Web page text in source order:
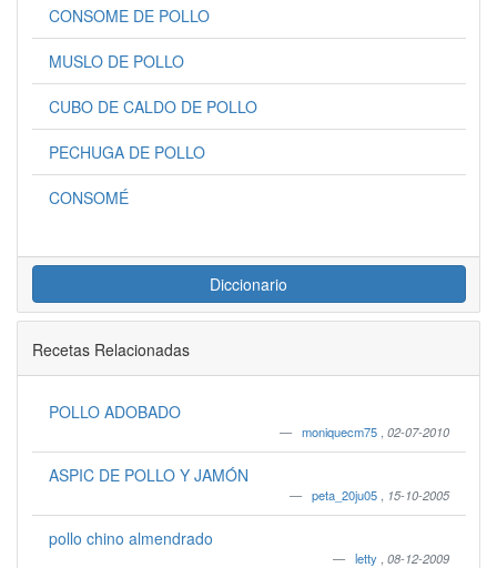
CONSOME DE POLLO
MUSLO DE POLLO
CUBO DE CALDO DE POLLO
PECHUGA DE POLLO
CONSOMÉ
Diccionario
Recetas Relacionadas
POLLO ADOBADO
moniquecm75 02-07-2010
ASPIC DE POLLO Y JAMÓN
peta_20ju05 15-10-2005
pollo chino almendrado
letty 08-12-2009